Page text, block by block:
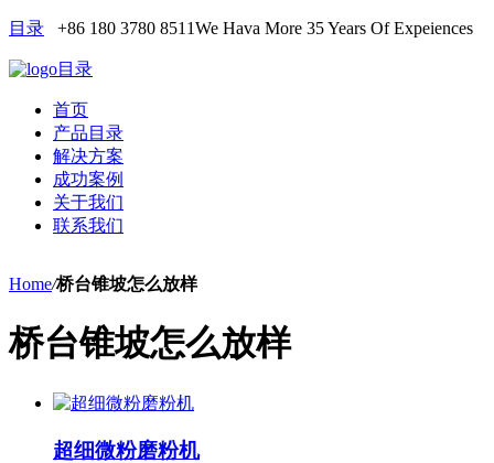
目录 +86 180 3780 8511We Hava More 35 Years Of Expeiences
目录
首页
产品目录
解决方案
成功案例
关于我们
联系我们
Home/桥台锥坡怎么放样
桥台锥坡怎么放样
超细微粉磨粉机